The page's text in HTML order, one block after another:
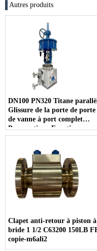
Autres produits
DN100 PN320 Titane
Glissure de la porte de porte
de vanne à port complet
Pneumatique Fonctionner
pour usine d'urée
Clapet anti-retour à piston à
bride 1 1/2 C63200 150LB
copie-m6ali2